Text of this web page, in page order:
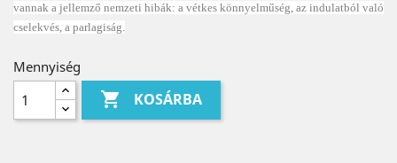
vannak a jellemző nemzeti hibák: a vétkes könnyelműség, az indulatból való
cselekvés, a parlagiság.
Mennyiség
 KOSÁRBA